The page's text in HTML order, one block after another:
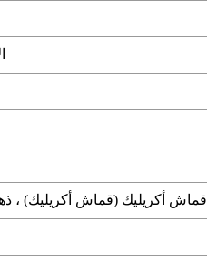
قماش أكريليك (قماش أكريليك) ،